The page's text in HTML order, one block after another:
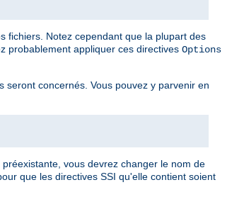
fichiers. Notez cependant que la plupart des
probablement appliquer ces directives Options
seront concernés. Vous pouvez y parvenir en
vous devrez changer le nom de
que les directives SSI qu'elle contient soient